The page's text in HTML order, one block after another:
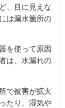
、目に見えな
は漏水箇所の
を使って原因
は、水漏れの
で被害が拡大
たり、湿気や